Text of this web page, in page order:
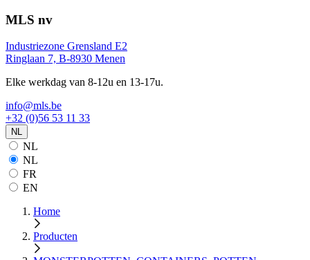
MLS nv
Industriezone Grensland E2
Ringlaan 7, B-8930 Menen
Elke werkdag van 8-12u en 13-17u.
info@mls.be
+32 (0)56 53 11 33
NL
NL
NL
FR
EN
Home
Producten